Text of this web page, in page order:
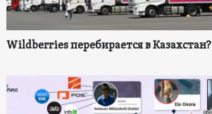
Wildberries перебирается в Казахстан?